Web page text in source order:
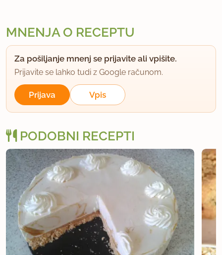
MNENJA O RECEPTU
Za pošiljanje mnenj se prijavite ali vpišite.
Prijavite se lahko tudi z Google računom.
Prijava Vpis
PODOBNI RECEPTI